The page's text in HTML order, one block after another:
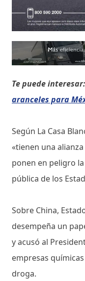
Te puede interesar:
aranceles para
Según La Casa
«tienen una
ponen en peligro
pública de los
Sobre China,
desempeña un
y acusó al
empresas
droga.